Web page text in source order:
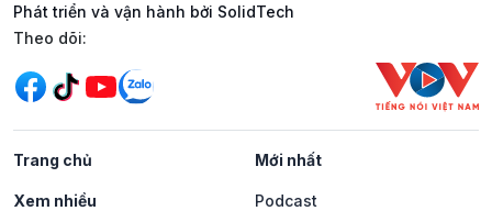
Phát triển và vận hành bởi SolidTech
Mạng xã hội
Theo dõi:
Trang chủ Mới nhất
Xem nhiều Podcast